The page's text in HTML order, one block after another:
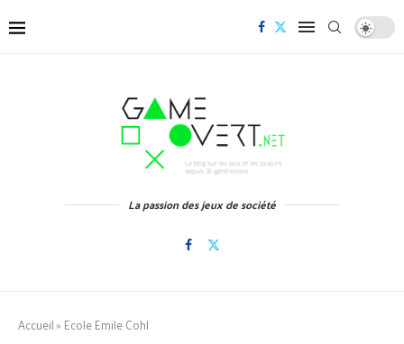
La passion des jeux de société
Accueil» Ecole Emile Cohl